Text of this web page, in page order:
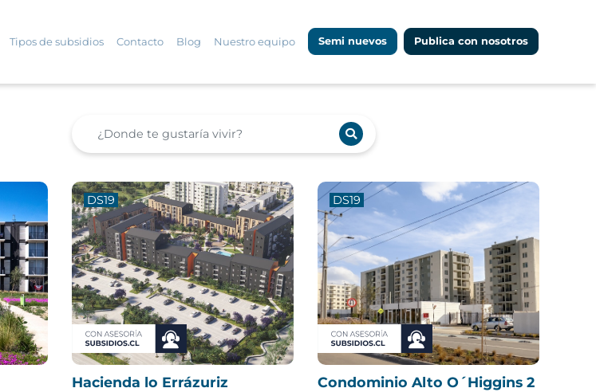
Tipos de subsidios Contacto Blog Nuestro equipo Semi nuevos Publica con nosotros
DS19
Hacienda lo Errázuriz
DS19
Condominio Alto O´Higgins 2